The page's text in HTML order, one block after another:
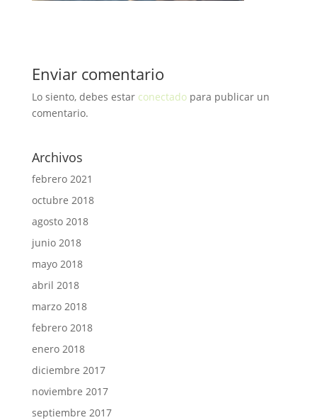
Enviar comentario
Lo siento, debes estar conectadopara publicar un
comentario.
Archivos
febrero 2021
octubre 2018
agosto 2018
junio 2018
mayo 2018
abril 2018
marzo 2018
febrero 2018
enero 2018
diciembre 2017
noviembre 2017
septiembre 2017